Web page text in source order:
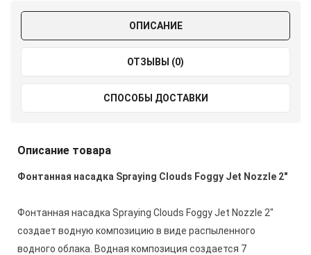
ОПИСАНИЕ
ОТЗЫВЫ (0)
СПОСОБЫ ДОСТАВКИ
Описание товара
Фонтанная насадка Spraying Clouds Foggy Jet Nozzle 2"
Фонтанная насадка Spraying Clouds Foggy Jet Nozzle 2"
создает водную композицию в виде распыленного
водного облака. Водная композиция создается 7